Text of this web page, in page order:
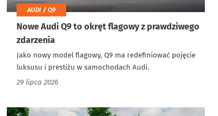
AUDI / Q9
Nowe Audi Q9 to okręt flagowy z prawdziwego
zdarzenia
Jako nowy model flagowy, Q9 ma redefiniować pojęcie
luksusu i prestiżu w samochodach Audi.
29 lipca 2026